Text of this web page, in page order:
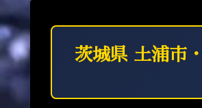
茨城県 土浦市